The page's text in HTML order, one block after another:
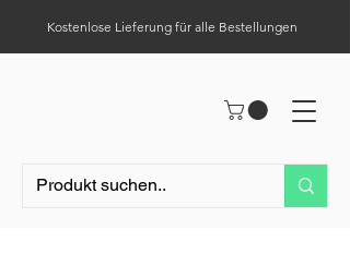
Kostenlose Lieferung für alle Bestellungen